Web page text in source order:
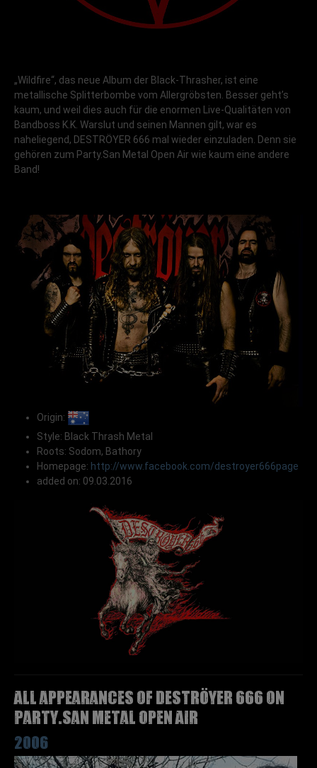
„Wildfire“, das neue Album der Black-Thrasher, ist eine
metallische Splitterbombe vom Allergröbsten. Besser geht’s
kaum, und weil dies auch für die enormen Live-Qualitäten von
Bandboss K.K. Warslut und seinen Mannen gilt, war es
naheliegend, DESTRÖYER 666 mal wieder einzuladen. Denn sie
gehören zum Party.San Metal Open Air wie kaum eine andere
Band!
Origin:
Style: Black Thrash Metal
Roots: Sodom, Bathory
Homepage: http://www.facebook.com/destroyer666page
added on: 09.03.2016
All appearances of DESTRÖYER 666 on
Party.San Metal Open Air
2006